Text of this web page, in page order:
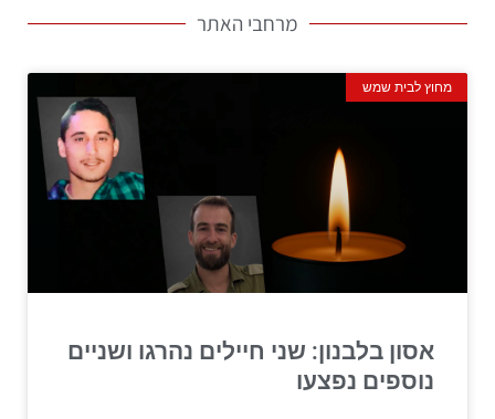
מרחבי האתר
מחוץ לבית שמש
אסון בלבנון: שני חיילים נהרגו ושניים
נוספים נפצעו